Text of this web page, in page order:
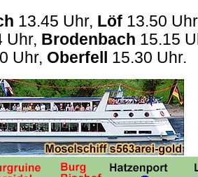
13.45 Uhr, Löf 13.50
Uhr, Brodenbach 15.15
Uhr, Oberfell 15.30 Uhr.